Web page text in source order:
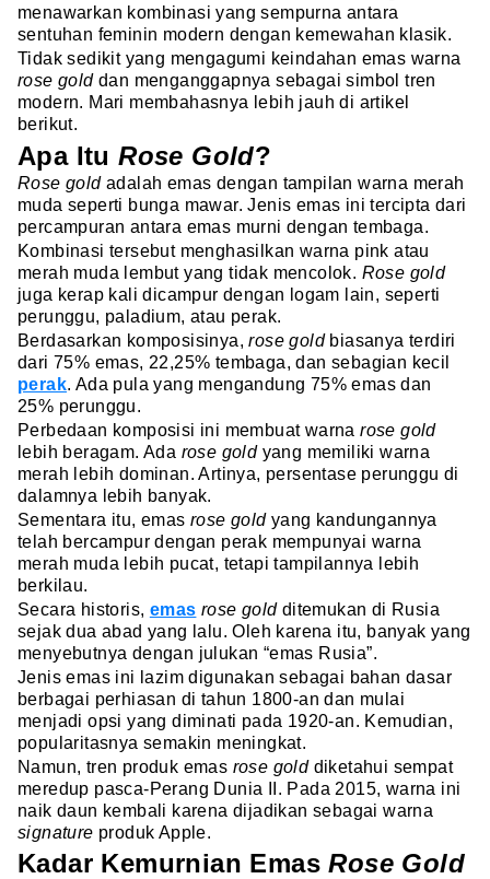
menawarkan kombinasi yang sempurna antara
sentuhan feminin modern dengan kemewahan klasik.
Tidak sedikit yang mengagumi keindahan emas warna
rose golddan menganggapnya sebagai simbol tren
modern. Mari membahasnya lebih jauh di artikel
berikut.
Apa ItuRose Gold?
Rose gold adalah emas dengan tampilan warna merah
muda seperti bunga mawar. Jenis emas ini tercipta dari
percampuran antara emas murni dengan tembaga.
Kombinasi tersebut menghasilkan warna pink atau
merah muda lembut yang tidak mencolok. Rose gold
juga kerap kali dicampur dengan logam lain, seperti
perunggu, paladium, atau perak.
Berdasarkan komposisinya,rose gold biasanya terdiri
dari 75% emas, 22,25% tembaga, dan sebagian kecil
perak. Ada pula yang mengandung 75% emas dan
25% perunggu.
Perbedaan komposisi ini membuat warnarose gold
lebih beragam. Ada rose goldyang memiliki warna
merah lebih dominan. Artinya, persentase perunggu di
dalamnya lebih banyak.
Sementara itu, emas rose goldyang kandungannya
telah bercampur dengan perak mempunyai warna
merah muda lebih pucat, tetapi tampilannya lebih
berkilau.
Secara historis, emas rose goldditemukan di Rusia
sejak dua abad yang lalu. Oleh karena itu, banyak yang
menyebutnya dengan julukan “emas Rusia”.
Jenis emas ini lazim digunakan sebagai bahan dasar
berbagai perhiasan di tahun 1800-an dan mulai
menjadi opsi yang diminati pada 1920-an. Kemudian,
popularitasnya semakin meningkat.
Namun, tren produk emas rose golddiketahui sempat
meredup pasca-Perang Dunia II. Pada 2015, warna ini
naik daun kembali karena dijadikan sebagai warna
signature produk Apple.
Kadar Kemurnian EmasRose Gold